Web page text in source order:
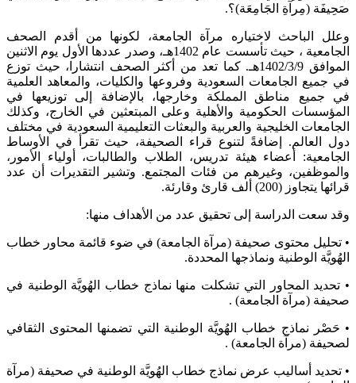
صَحِيفَة (مِرآةِ الجَامِعَة)؟.
وعلل الباحث لاختياره مرآة الجامعة، لكونها من أقدم الصحف
الجامعية ، حيث تأسست عام 1402هـ، وصدر عددها الأول يوم الاثنين
الموافق 1402/3/9هـ. كما تعد من أكثر الصحف انتشارا، حيث توزع
في جميع الجامعات السعودية وفروعها والكليات، والمعاهد العلمية
في جميع مناطق المملكة وخارجها، بالإضافة إلى توزيعها في
المؤسسات الحكومية والأهلية وعلى المبتعثين في الخارج، وكذلك
الجامعات الخليجية والعربية والبعثات التعليمية السعودية في مختلف
دول العالم. إضافةً لتنوع قراء الصحيفة، حيث تقرأ في الأوساط
الجامعية: أعضاء هيئة تدريس، الطلاب والطالبات، أولياء الأمور،
والموظفين، وغيرهم من فئات المجتمع. وتشير التقديرات أن عدد
قرائها يتجاوز (200) ألف قارئ وقارئة.
وقد سعت الدراسة إلى تحقيق عدد من الأهداف منها:
• تحليل محتوى صحيفة (مرآة الجامعة) في ضوء قائمة محاور خطاب
الهُويَّة الوطنية ونماذجها المحددة.
• تحديد المحاور التي تشكلت منها نماذج خطاب الهُويَّة الوطنية في
صحيفة (مرآة الجامعة) .
• حَصْر نماذج خطاب الهُويَّة الوطنية التي تضمنها المحتوى الثقافي
لصحيفة (مرآة الجامعة) .
• تحديد أساليب عرض نماذج خطاب الهُويَّة الوطنية في صحيفة (مرآة